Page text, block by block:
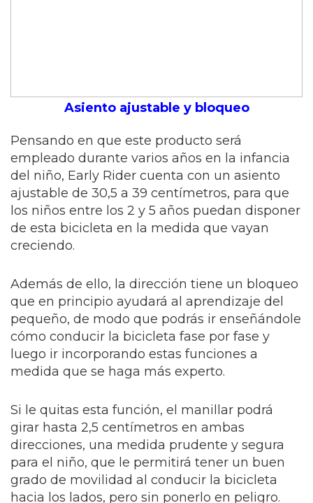
Asiento ajustable y bloqueo
Pensando en que este producto será
empleado durante varios años en la infancia
del niño, Early Rider cuenta con un asiento
ajustable de 30,5 a 39 centímetros, para que
los niños entre los 2 y 5 años puedan disponer
de esta bicicleta en la medida que vayan
creciendo.
Además de ello, la dirección tiene un bloqueo
que en principio ayudará al aprendizaje del
pequeño, de modo que podrás ir enseñándole
cómo conducir la bicicleta fase por fase y
luego ir incorporando estas funciones a
medida que se haga más experto.
Si le quitas esta función, el manillar podrá
girar hasta 2,5 centímetros en ambas
direcciones, una medida prudente y segura
para el niño, que le permitirá tener un buen
grado de movilidad al conducir la bicicleta
hacia los lados, pero sin ponerlo en peligro.